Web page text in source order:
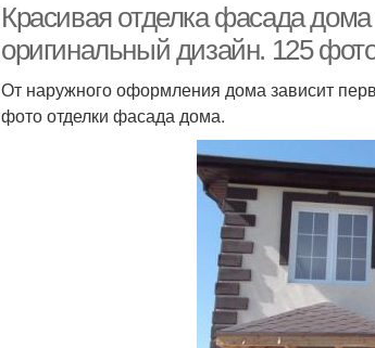
Красивая отделка фасада
оригинальный дизайн. 125
От наружного оформления дома зависит
фото отделки фасада дома.